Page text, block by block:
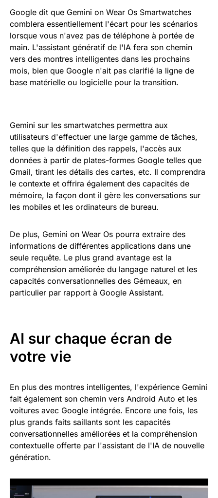
Google dit que Gemini on Wear Os Smartwatches
comblera essentiellement l'écart pour les scénarios
lorsque vous n'avez pas de téléphone à portée de
main. L'assistant génératif de l'IA fera son chemin
vers des montres intelligentes dans les prochains
mois, bien que Google n'ait pas clarifié la ligne de
base matérielle ou logicielle pour la transition.
Gemini sur les smartwatches permettra aux
utilisateurs d'effectuer une large gamme de tâches,
telles que la définition des rappels, l'accès aux
données à partir de plates-formes Google telles que
Gmail, tirant les détails des cartes, etc. Il comprendra
le contexte et offrira également des capacités de
mémoire, la façon dont il gère les conversations sur
les mobiles et les ordinateurs de bureau.
De plus, Gemini on Wear Os pourra extraire des
informations de différentes applications dans une
seule requête. Le plus grand avantage est la
compréhension améliorée du langage naturel et les
capacités conversationnelles des Gémeaux, en
particulier par rapport à Google Assistant.
AI sur chaque écran de
votre vie
En plus des montres intelligentes, l'expérience Gemini
fait également son chemin vers Android Auto et les
voitures avec Google intégrée. Encore une fois, les
plus grands faits saillants sont les capacités
conversationnelles améliorées et la compréhension
contextuelle offerte par l'assistant de l'IA de nouvelle
génération.